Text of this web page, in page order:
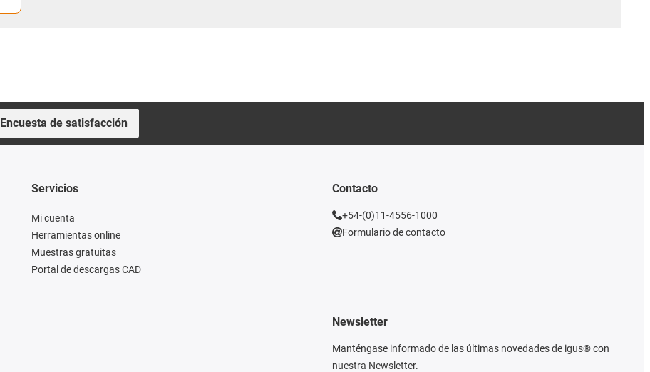
Encuesta de satisfacción
Servicios
Mi cuenta
Herramientas online
Muestras gratuitas
Portal de descargas CAD
Contacto
+54-(0)11-4556-1000
Formulario de contacto
Newsletter
Manténgase informado de las últimas novedades de igus® con
nuestra Newsletter.